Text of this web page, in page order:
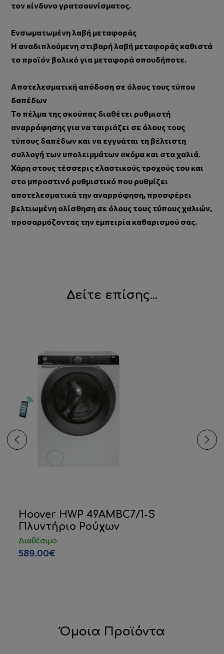
τον κίνδυνο γρατσουνίσματος.
Ενσωματωμένη λαβή μεταφοράς
Η αναδιπλούμενη στιβαρή λαβή μεταφοράς καθιστά
το προϊόν βολικό για μεταφορά οπουδήποτε.
Αποτελεσματική απόδοση σε όλους τους τύπου
δαπέδων
Το πέλμα της σκούπας διαθέτει ρυθμιστή
αναρρόφησης για να ταιριάζει σε όλους τους
τύπους δαπέδων και να εγγυάται τη βέλτιστη
συλλογή των υπολειμμάτων ακόμα και στα χαλιά.
Χάρη στους τέσσερις ελαστικούς τροχούς του και
στο μπροστινό ρυθμιστικό που ρυθμίζει
αποτελεσματικά την αναρρόφηση, προσφέρει
βελτιωμένη ολίσθηση σε όλους τους τύπους χαλιών,
προσαρμόζοντας την εμπειρία καθαρισμού σας.
Δείτε επίσης...
Hoover HWP 49AMBC7/1-S
Πλυντήριο Ρούχων
Διαθέσιμο
589.00€
Όμοια Προϊόντα